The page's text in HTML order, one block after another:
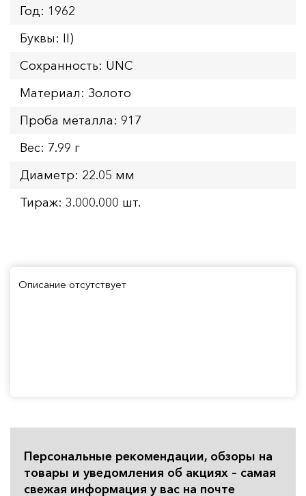
Год: 1962
Буквы: II)
Сохранность: UNC
Материал: Золото
Проба металла: 917
Вес: 7.99 г
Диаметр: 22.05 мм
Тираж: 3.000.000 шт.
Описание отсутствует
Персональные рекомендации, обзоры на
товары и уведомления об акциях – самая
свежая информация у вас на почте